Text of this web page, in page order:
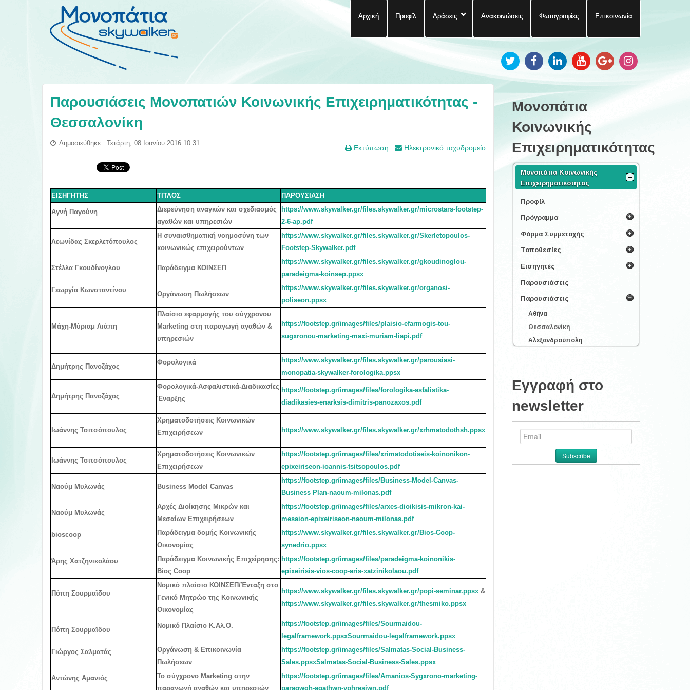
Αρχική Προφίλ Δράσεις Ανακοινώσεις Φωτογραφίες Επικοινωνία
Παρουσιάσεις Μονοπατιών Κοινωνικής Επιχειρηματικότητας -
Θεσσαλονίκη
Εκτύπωση Ηλεκτρονικό ταχυδρομείο
Δημοσιεύθηκε : Τετάρτη, 08 Ιουνίου 2016 10:31
ΕΙΣΗΓΗΤΗΣ ΤΙΤΛΟΣ ΠΑΡΟΥΣΙΑΣΗ
Αγνή Παγούνη
Διερεύνηση αναγκών και σχεδιασμός
αγαθών και υπηρεσιών
https://www.skywalker.gr/files.skywalker.gr/microstars-footstep-
2-6-ap.pdf
Λεωνίδας Σκερλετόπουλος
Η συναισθηματική νοημοσύνη των
κοινωνικώς επιχειρούντων
https://www.skywalker.gr/files.skywalker.gr/Skerletopoulos-
Footstep-Skywalker.pdf
Στέλλα Γκουδίνογλου Παράδειγμα ΚΟΙΝΣΕΠ
https://www.skywalker.gr/files.skywalker.gr/gkoudinoglou-
paradeigma-koinsep.ppsx
Γεωργία Κωνσταντίνου
Οργάνωση Πωλήσεων
https://www.skywalker.gr/files.skywalker.gr/organosi-
poliseon.ppsx
Μάχη-Μύριαμ Λιάπη
Πλαίσιο εφαρμογής του σύγχρονου
Marketing στη παραγωγή αγαθών &
υπηρεσιών
https://footstep.gr/images/files/plaisio-efarmogis-tou-
sugxronou-marketing-maxi-muriam-liapi.pdf
Δημήτρης Πανοζάχος
Φορολογικά
https://www.skywalker.gr/files.skywalker.gr/parousiasi-
monopatia-skywalker-forologika.ppsx
Δημήτρης Πανοζάχος
Φορολογικά-Ασφαλιστικά-Διαδικασίες
Έναρξης
https://footstep.gr/images/files/forologika-asfalistika-
diadikasies-enarksis-dimitris-panozaxos.pdf
Ιωάννης Τσιτσόπουλος
Χρηματοδοτήσεις Κοινωνικών
Επιχειρήσεων
https://www.skywalker.gr/files.skywalker.gr/xrhmatodothsh.ppsx
Ιωάννης Τσιτσόπουλος
Χρηματοδοτήσεις Κοινωνικών
Επιχειρήσεων
https://footstep.gr/images/files/xrimatodotiseis-koinonikon-
epixeiriseon-ioannis-tsitsopoulos.pdf
Ναούμ Μυλωνάς Business Model Canvas
https://footstep.gr/images/files/Business-Model-Canvas-
Business Plan-naoum-milonas.pdf
Ναούμ Μυλωνάς
Αρχές Διοίκησης Μικρών και
Μεσαίων Επιχειρήσεων
https://footstep.gr/images/files/arxes-dioikisis-mikron-kai-
mesaion-epixeiriseon-naoum-milonas.pdf
bioscoop
Παράδειγμα δομής Κοινωνικής
Οικονομίας
https://www.skywalker.gr/files.skywalker.gr/Bios-Coop-
synedrio.ppsx
Άρης Χατζηνικολάου
Παράδειγμα Κοινωνικής Επιχείρησης:
Βίος Coop
https://footstep.gr/images/files/paradeigma-koinonikis-
epixeirisis-vios-coop-aris-xatzinikolaou.pdf
Πόπη Σουρμαϊδου
Νομικό πλαίσιο ΚΟΙΝΣΕΠ/Ένταξη στο
Γενικό Μητρώο της Κοινωνικής
Οικονομίας
https://www.skywalker.gr/files.skywalker.gr/popi-seminar.ppsx &
https://www.skywalker.gr/files.skywalker.gr/thesmiko.ppsx
Πόπη Σουρμαϊδου
Νομικό Πλαίσιο Κ.Αλ.Ο.
https://footstep.gr/images/files/Sourmaidou-
legalframework.ppsxSourmaidou-legalframework.ppsx
Γιώργος Σαλματάς
Οργάνωση & Επικοινωνία
Πωλήσεων
https://footstep.gr/images/files/Salmatas-Social-Business-
Sales.ppsxSalmatas-Social-Business-Sales.ppsx
Αντώνης Αμανιός
Το σύγχρονο Marketing στην
παραγωγή αγαθών και υπηρεσιών
https://footstep.gr/images/files/Amanios-Sygxrono-marketing-
paragwgh-agathwn-yphresiwn.pdf
Μονοπάτια
Κοινωνικής
Επιχειρηματικότητας
Μονοπάτια Κοινωνικής
Επιχειρηματικότητας
Προφίλ
Πρόγραμμα
Φόρμα Συμμετοχής
Τοποθεσίες
Εισηγητές
Παρουσιάσεις
Παρουσιάσεις
Αθήνα
Θεσσαλονίκη
Αλεξανδρούπολη
Εγγραφή στο
newsletter